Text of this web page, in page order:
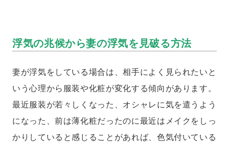
浮気の兆候から妻の浮気を見破る方法
妻が浮気をしている場合は、相手によく見られたいと
いう心理から服装や化粧が変化する傾向があります。
最近服装が若々しくなった、オシャレに気を遣うよう
になった、前は薄化粧だったのに最近はメイクをしっ
かりしていると感じることがあれば、色気付いている